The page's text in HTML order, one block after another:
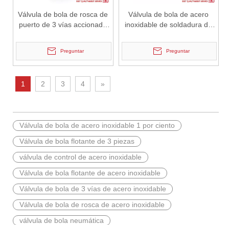
2026-06-29
Diferencia de material de la válvula de compuerta criogénica LCB Vs WCB | Guía técnica de la válvula de compuerta criogénica de vástago extendido de 12 pulgadas y 300 lb
Válvula de bola de rosca de
puerto de 3 vías accionada
Preguntar
Válvula de bola de acero
inoxidable de soldadura de
piezas de acero inoxidable
Preguntar
1 2 3 4 »
Válvula de bola de acero inoxidable 1 por ciento
Válvula de bola flotante de 3 piezas
válvula de control de acero inoxidable
Válvula de bola flotante de acero inoxidable
Válvula de bola de 3 vías de acero inoxidable
Válvula de bola de rosca de acero inoxidable
válvula de bola neumática